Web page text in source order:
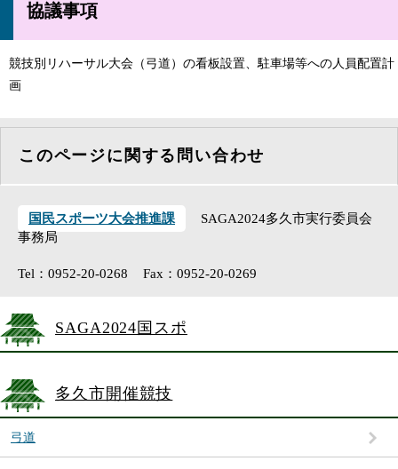
SAGA2024国スポ
多久市開催競技
弓道
協議事項
競技別リハーサル大会（弓道）の看板設置、駐車場等への人員配置計
画
このページに関する問い合わせ
国民スポーツ大会推進課
SAGA2024多久市実行委員会
事務局
Tel：0952-20-0268 Fax：0952-20-0269